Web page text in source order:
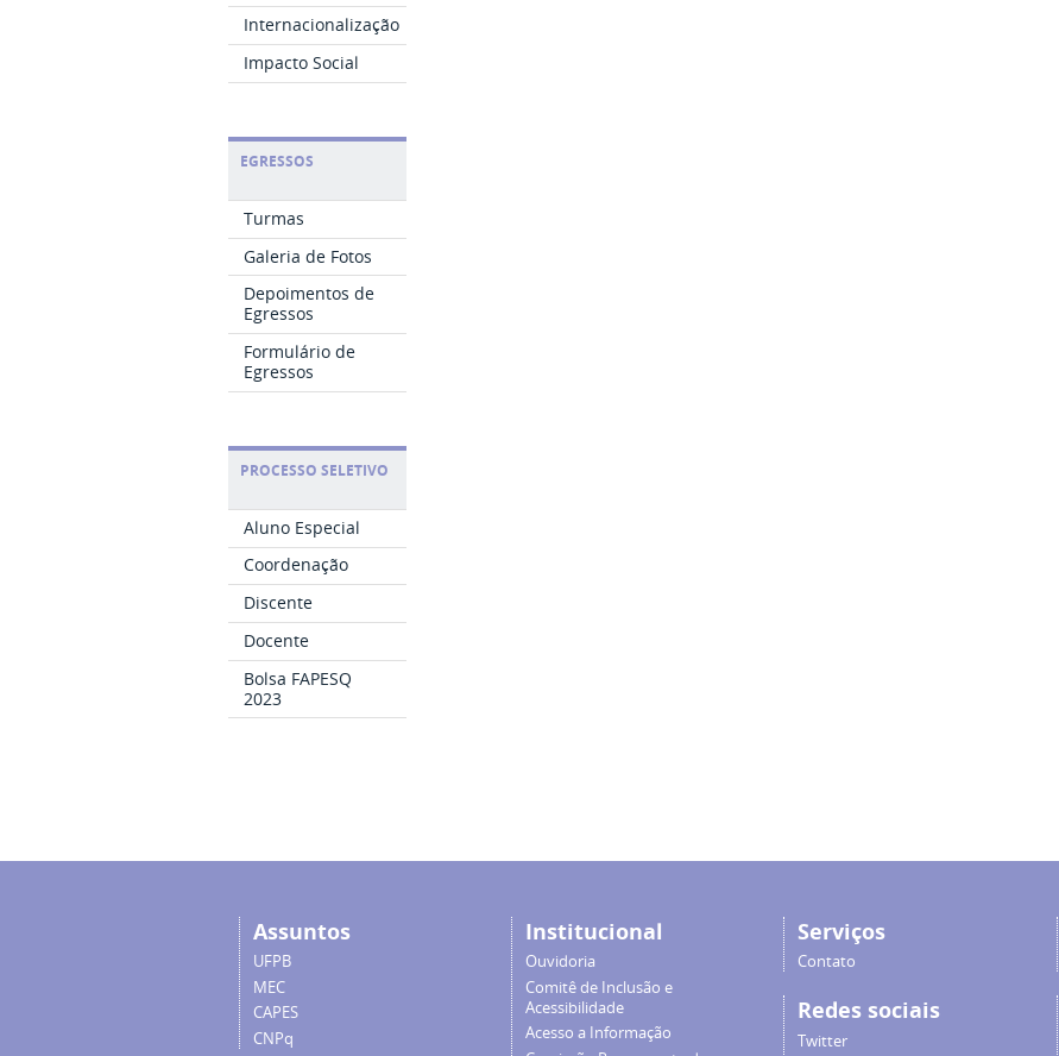
Internacionalização
Impacto Social
EGRESSOS
Turmas
Galeria de Fotos
Depoimentos de
Egressos
Formulário de
Egressos
PROCESSO SELETIVO
Aluno Especial
Coordenação
Discente
Docente
Bolsa FAPESQ
2023
Assuntos
UFPB
MEC
CAPES
CNPq
Institucional
Ouvidoria
Comitê de Inclusão e
Acessibilidade
Acesso a Informação
Serviços
Contato
Redes sociais
Twitter